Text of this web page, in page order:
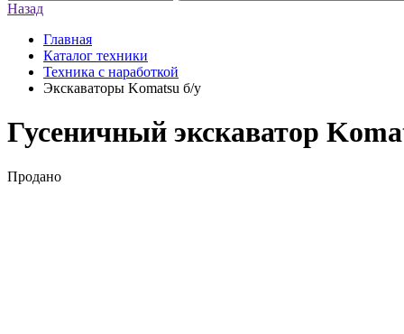
Назад
Главная
Каталог техники
Техника с наработкой
Экскаваторы Komatsu б/у
Гусеничный экскаватор
Продано